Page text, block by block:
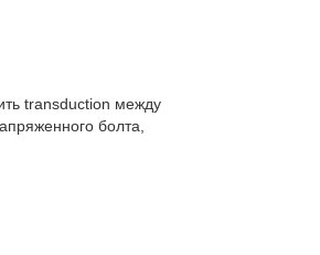
transduction между
болта,